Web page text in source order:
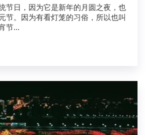
节日，因为它是新年的月圆之夜，也
节。因为有看灯笼的习俗，所以也叫
节...